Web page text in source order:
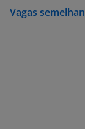
Vagas